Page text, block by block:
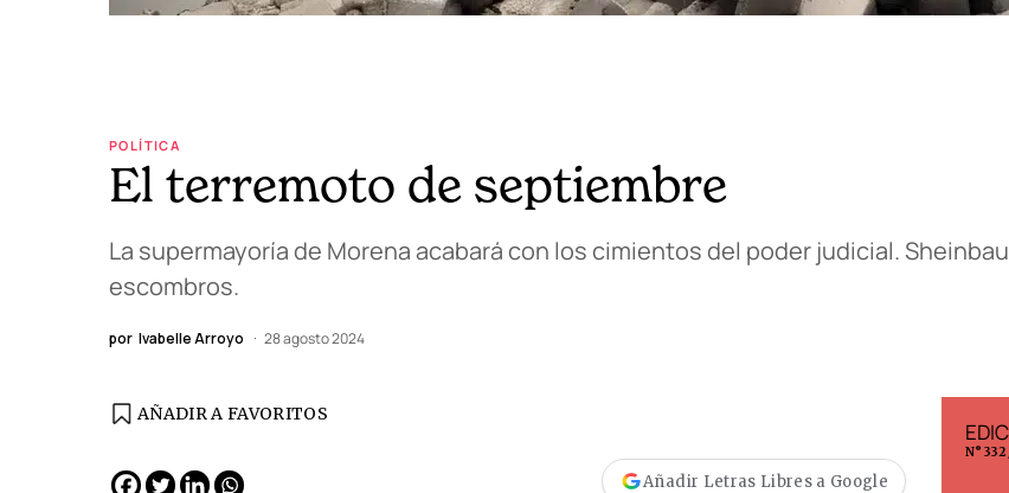
POLÍTICA
El terremoto de septiembre
La supermayoría de Morena acabará con los cimientos del poder judicial.
escombros.
por Ivabelle Arroyo 28 agosto 2024
AÑADIR A FAVORITOS
Añadir Letras Libres a Google
N°